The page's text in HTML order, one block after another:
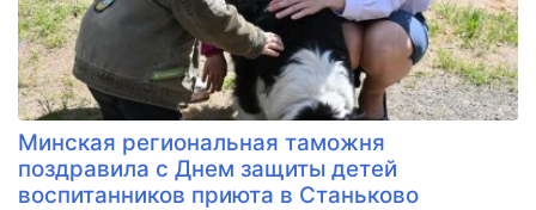
Минская региональная таможня
поздравила с Днем защиты детей
воспитанников приюта в Станьково